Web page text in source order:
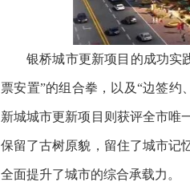
银桥城市更新项目的成功实
票安置”的组合拳，以及“边签
新城城市更新项目则获评全市唯
保留了古树原貌，留住了城市记
全面提升了城市的综合承载力。